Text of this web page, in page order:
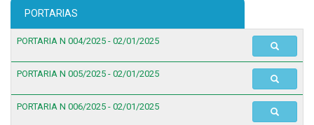
PORTARIAS
PORTARIA N 004/2025 - 02/01/2025
PORTARIA N 005/2025 - 02/01/2025
PORTARIA N 006/2025 - 02/01/2025